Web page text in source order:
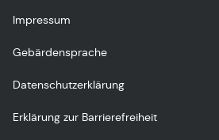
Impressum
Gebärdensprache
Datenschutzerklärung
Erklärung zur Barrierefreiheit